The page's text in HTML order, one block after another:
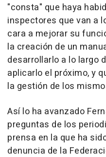
"consta" que haya
inspectores que van a
cara a mejorar su
la creación de un
desarrollarlo a lo largo
aplicarlo el próximo, y
la gestión de los
Así lo ha avanzado
preguntas de los
prensa en la que ha
denuncia de la